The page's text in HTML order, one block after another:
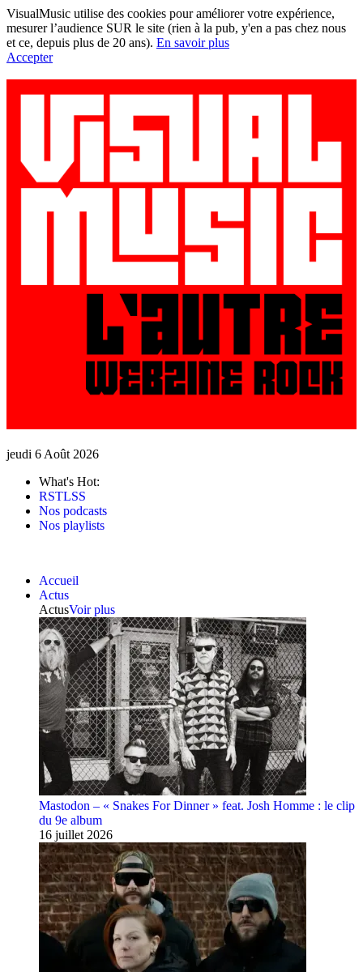
VisualMusic utilise des cookies pour améliorer votre expérience,
mesurer l’audience SUR le site (rien à la pub, y'en a pas chez nous
et ce, depuis plus de 20 ans). En savoir plus
Accepter
jeudi 6 Août 2026
What's Hot:
RSTLSS
Nos podcasts
Nos playlists
Accueil
Actus
ActusVoir plus
Mastodon – « Snakes For Dinner » feat. Josh Homme : le clip
du 9e album
16 juillet 2026